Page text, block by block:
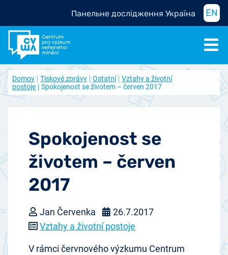
Панельне дослідження Україна EN
Domov Tiskové zprávy Ostatní
Vztahy a životní
postoje
Spokojenost se životem – červen 2017
Spokojenost se
životem – červen
2017
Jan Červenka
26.7.2017
Vztahy a životní postoje
V rámci červnového výzkumu Centrum